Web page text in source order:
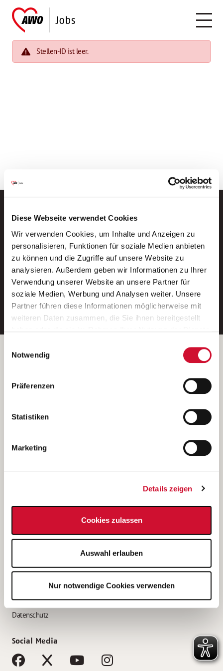
Diese Webseite verwendet Cookies
Wir verwenden Cookies, um Inhalte und Anzeigen zu
personalisieren, Funktionen für soziale Medien anbieten
zu können und die Zugriffe auf unsere Website zu
analysieren. Außerdem geben wir Informationen zu Ihrer
Verwendung unserer Website an unsere Partner für
soziale Medien, Werbung und Analysen weiter. Unsere
Partner führen diese Informationen möglicherweise mit
weiteren Daten zusammen, die Sie ihnen bereitgestellt
Wenn Sie auf „Cookies zulassen“ klicken, so stimmen
Sie der Speicherung sämtlicher Cookies zu. Sie können
Ihre Einwilligung selbstverständlich jederzeit widerrufen,
indem Sie die Cookie-Einstellungen aufrufen und diese
unsererDatenschutzerklärung
Notwendig
Präferenzen
Statistiken
Marketing
Details zeigen
Cookies zulassen
Auswahl erlauben
Nur notwendige Cookies verwenden
Stellen-ID ist leer.
Neue Stellen per E-Mail.
Ein kostenloser Service von AWO
Jobs.
E-Mail-Adresse eintragen
Betreiber der Webseite
Kantstraße 45a
(Ein Tochterunternehmen des AWO Bezirksverbandes Unterfranken
e.V.)
Bewerbung als Altenpflegehelfer*in
Bewerbung als Erzieher*in
AWO Gliederungen nach Bundesland
Impressum
Datenschutz
Social Media